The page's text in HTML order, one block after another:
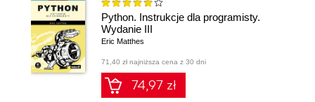
Python. Instrukcje dla programisty.
Wydanie III
Eric Matthes
71,40 zł najniższa cena z 30 dni
74,97 zł